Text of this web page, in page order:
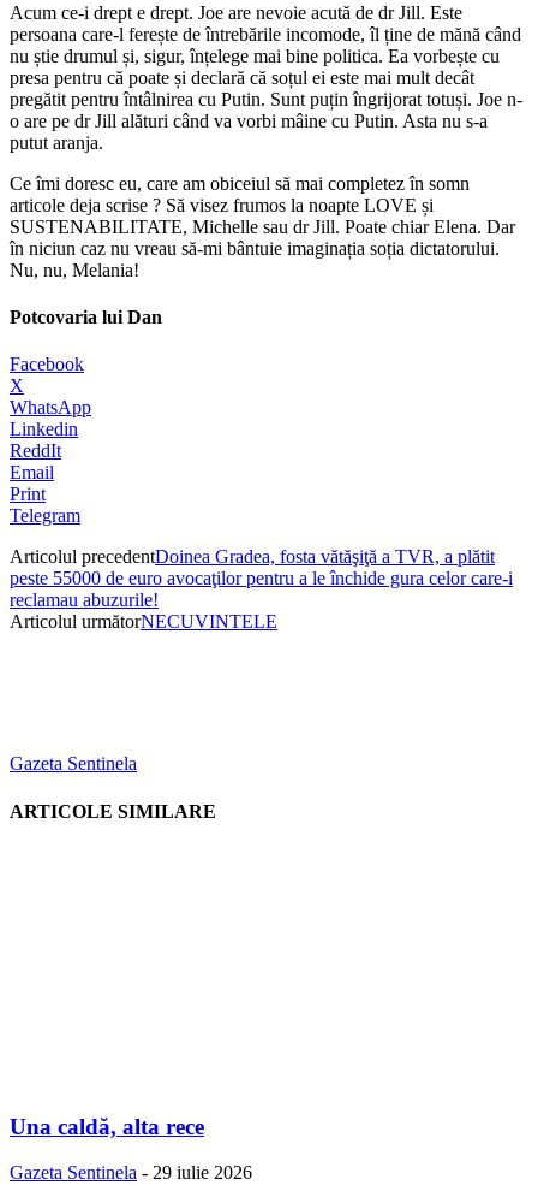
Acum ce-i drept e drept. Joe are nevoie acută de dr Jill. Este
persoana care-l ferește de întrebările incomode, îl ține de mănă când
nu știe drumul și, sigur, înțelege mai bine politica. Ea vorbește cu
presa pentru că poate și declară că soțul ei este mai mult decât
pregătit pentru întâlnirea cu Putin. Sunt puțin îngrijorat totuși. Joe n-
o are pe dr Jill alături când va vorbi mâine cu Putin. Asta nu s-a
putut aranja.
Ce îmi doresc eu, care am obiceiul să mai completez în somn
articole deja scrise ? Să visez frumos la noapte LOVE și
SUSTENABILITATE, Michelle sau dr Jill. Poate chiar Elena. Dar
în niciun caz nu vreau să-mi bântuie imaginația soția dictatorului.
Nu, nu, Melania!
Potcovaria lui Dan
Facebook
X
WhatsApp
Linkedin
ReddIt
Email
Print
Telegram
Articolul precedentDoinea Gradea, fosta vătăşiţă a TVR, a plătit
peste 55000 de euro avocaţilor pentru a le închide gura celor care-i
reclamau abuzurile!
Articolul următorNECUVINTELE
Gazeta Sentinela
ARTICOLE SIMILARE
Una caldă, alta rece
Gazeta Sentinela - 29 iulie 2026